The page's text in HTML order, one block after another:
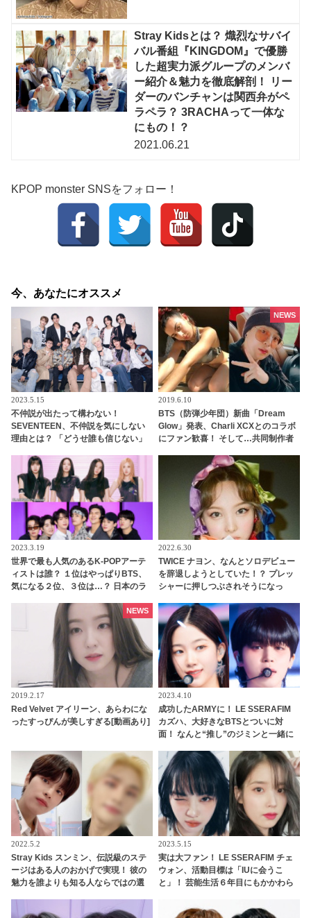
Stray Kidsとは？ 熾烈なサバイ
バル番組『KINGDOM』で優勝
した超実力派グループのメンバ
ー紹介＆魅力を徹底解剖！ リー
ダーのバンチャンは関西弁がペ
ラペラ？ 3RACHAって一体な
にもの！？
2021.06.21
KPOP monster SNSをフォロー！
今、あなたにオススメ
2023.5.15
不仲説が出たって構わない！
SEVENTEEN、不仲説を気にしない
理由とは？ 「どうせ誰も信じない」
ァン感動
2019.6.10
BTS（防弾少年団）新曲「Dream
Glow」発表、Charli XCXとのコラボ
にファン歓喜！ そして…共同制作者
そして彼の絶望から生まれた歌」
NEWS
2023.3.19
世界で最も人気のあるK-POPアーテ
ィストは誰？ １位はやっぱりBTS、
気になる２位、３位は…？ 日本のラ
ンクイン！ 各国の個性あふれるデー
タに注目殺到
2022.6.30
TWICE ナヨン、なんとソロデビュー
を辞退しようとしていた！？ プレッ
シャーに押しつぶされそうになっ
ある言葉とは？
2019.2.17
Red Velvet アイリーン、あらわにな
ったすっぴんが美しすぎる[動画あり]
NEWS
2023.4.10
成功したARMYに！ LE SSERAFIM
カズハ、大好きなBTSとついに対
面！ なんと“推し”のジミンと一緒に
コラボ実現にうれしさ爆発
2022.5.2
Stray Kids スンミン、伝説級のステ
ージはある人のおかげで実現！ 彼の
魅力を誰よりも知る人ならではの選
2023.5.15
実は大ファン！ LE SSERAFIM チェ
ウォン、活動目標は「IUに会うこ
と」！ 芸能生活６年目にもかかわら
実な願いを告白